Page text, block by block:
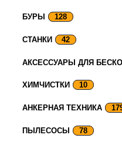
БУРЫ 128
СТАНКИ 42
АКСЕССУАРЫ ДЛЯ
ХИМЧИСТКИ 10
АНКЕРНАЯ ТЕХНИКА
ПЫЛЕСОСЫ 78